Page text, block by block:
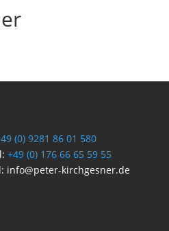
(0) 9281 86 01 580
+49 (0) 176 66 65 59 55
info@peter-kirchgesner.de